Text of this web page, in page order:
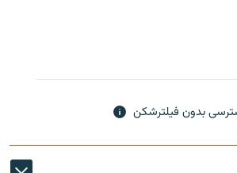
بدون فیلترشکن